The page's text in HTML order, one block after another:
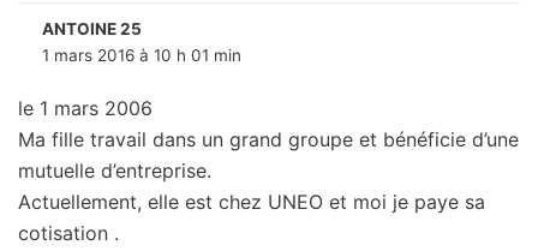
ANTOINE 25
1 mars 2016 à 10 h 01 min
le 1 mars 2006
Ma fille travail dans un grand groupe et bénéficie d’une
mutuelle d’entreprise.
Actuellement, elle est chez UNEO et moi je paye sa
cotisation .